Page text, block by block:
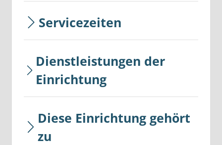
Servicezeiten
Dienstleistungen der
Einrichtung
Diese Einrichtung gehört
zu